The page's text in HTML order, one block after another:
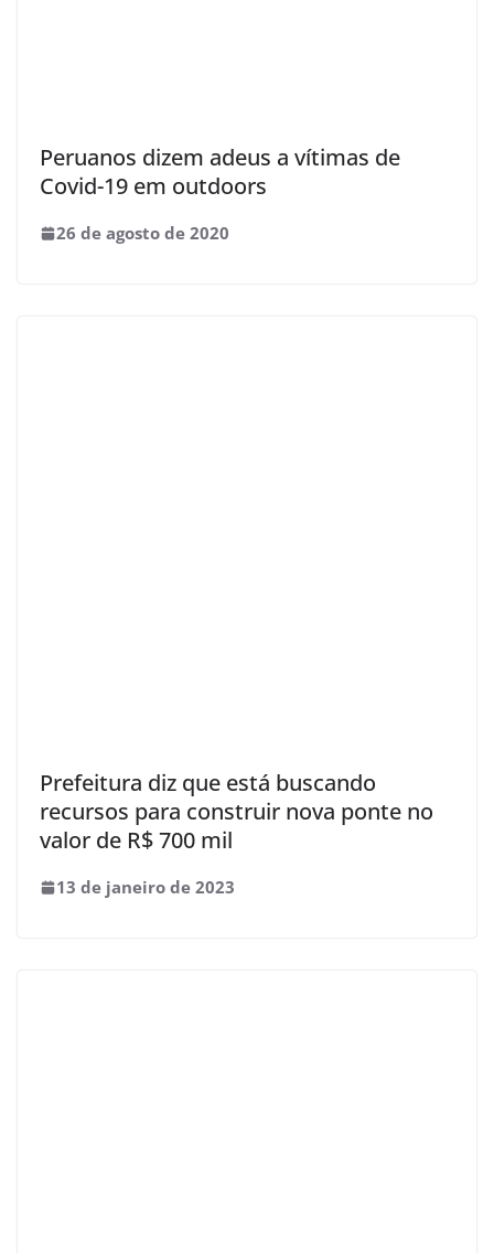
Peruanos dizem adeus a vítimas de
Covid-19 em outdoors
26 de agosto de 2020
Prefeitura diz que está buscando
recursos para construir nova ponte no
valor de R$ 700 mil
13 de janeiro de 2023